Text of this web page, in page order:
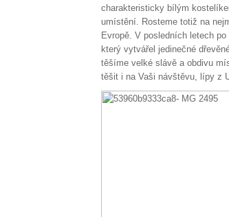
charakteristicky bílým
umístění. Rosteme totiž na
Evropě. V posledních letech
který vytvářel jedinečné
těšíme velké slávě a obdivu
těšit i na Vaši návštěvu, lípy z